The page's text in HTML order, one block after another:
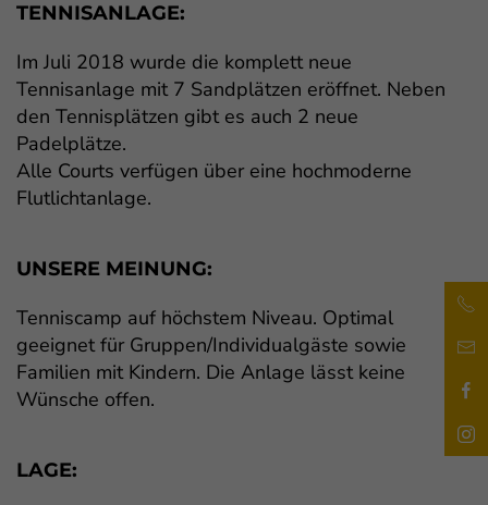
TENNISANLAGE:
Im Juli 2018 wurde die komplett neue
Tennisanlage mit 7 Sandplätzen eröffnet. Neben
den Tennisplätzen gibt es auch 2 neue
Padelplätze.
Alle Courts verfügen über eine hochmoderne
Flutlichtanlage.
UNSERE MEINUNG:
Tenniscamp auf höchstem Niveau. Optimal
geeignet für Gruppen/Individualgäste sowie
Familien mit Kindern. Die Anlage lässt keine
Wünsche offen.
LAGE: